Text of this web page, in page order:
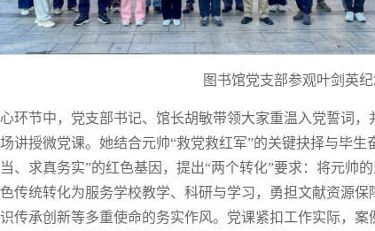
图书馆党支部参观叶剑英
环节中，党支部书记、馆长胡敏带领大家重温入党誓词
讲授微党课。她结合元帅“救党救红军”的关键抉择与毕
、求真务实”的红色基因，提出“两个转化”要求：将元帅
传统转化为服务学校教学、科研与学习，勇担文献资源
传承创新等多重使命的务实作风。党课紧扣工作实际，案